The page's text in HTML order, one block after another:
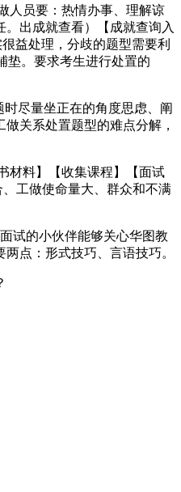
人员要：热情办事、理解谅
出成就查看）【成就查询入
益处理，分歧的题型需要利
垫。要求考生进行处置的
尽量坐正在的角度思虑、阐
关系处置题型的难点分解，
材料】【收集课程】【面试
工做使命量大、群众和不满
试的小伙伴能够关心华图教
点：形式技巧、言语技巧。